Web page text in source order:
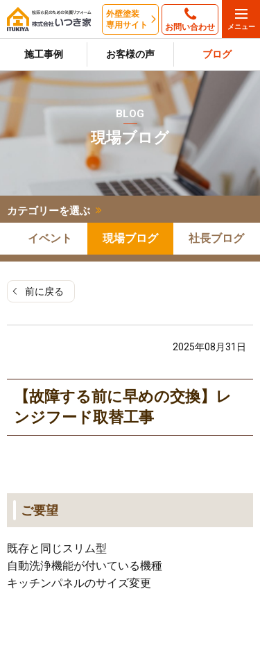
外壁塗装
専用サイト
お問い合わせ
施工事例 お客様の声 ブログ
BLOG
現場ブログ
カテゴリーを選ぶ
イベント 現場ブログ 社長ブログ
前に戻る
2025年08月31日
【故障する前に早めの交換】レ
ンジフード取替工事
ご要望
既存と同じスリム型
自動洗浄機能が付いている機種
キッチンパネルのサイズ変更